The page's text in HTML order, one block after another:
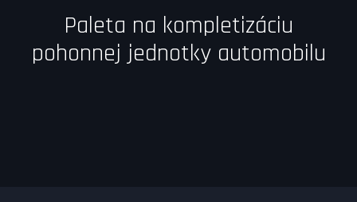
Paleta na kompletizáciu
pohonnej jednotky automobilu